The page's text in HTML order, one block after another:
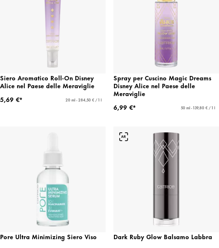
Siero Aromatico Roll-On Disney
Alice nel Paese delle Meraviglie
5,69 €*
20 ml - 284,50 € / 1 l
Spray per Cuscino Magic Dreams
Disney Alice nel Paese delle
Meraviglie
6,99 €*
50 ml - 139,80 € / 1 l
Pore Ultra Minimizing Siero Viso
Dark Ruby Glow Balsamo Labbra